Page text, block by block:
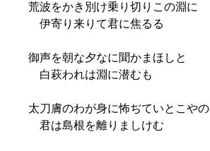
荒波をかき別け乗り切りこの淵に
伊寄り来りて君に焦るる
御声を朝な夕なに聞かまほしと
白萩われは淵に潜むも
太刀膚のわが身に怖ぢていとこやの
君は島根を離りましけむ